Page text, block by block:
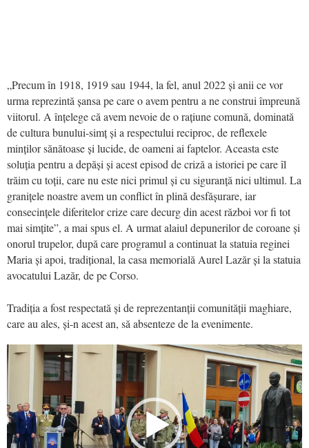
„Precum în 1918, 1919 sau 1944, la fel, anul 2022 și anii ce vor
urma reprezintă șansa pe care o avem pentru a ne construi împreună
viitorul. A înțelege că avem nevoie de o rațiune comună, dominată
de cultura bunului-simț și a respectului reciproc, de reflexele
minților sănătoase și lucide, de oameni ai faptelor. Aceasta este
soluția pentru a depăși și acest episod de criză a istoriei pe care îl
trăim cu toții, care nu este nici primul și cu siguranță nici ultimul. La
granițele noastre avem un conflict în plină desfășurare, iar
consecințele diferitelor crize care decurg din acest război vor fi tot
mai simțite”, a mai spus el. A urmat alaiul depunerilor de coroane și
onorul trupelor, după care programul a continuat la statuia reginei
Maria și apoi, tradițional, la casa memorială Aurel Lazăr și la statuia
avocatului Lazăr, de pe Corso.
Tradiția a fost respectată și de reprezentanții comunității maghiare,
care au ales, și-n acest an, să absenteze de la evenimente.
Video
Player